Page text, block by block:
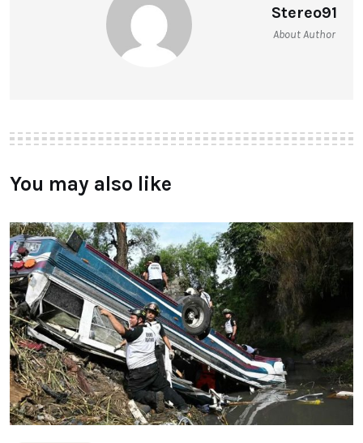
Stereo91
About Author
You may also like